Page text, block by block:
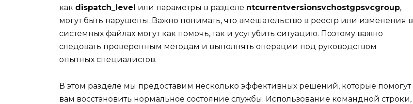
как dispatch_level или параметры в разделе ntcurrentversionsvchostgpsvcgroup,
могут быть нарушены. Важно понимать, что вмешательство в реестр или изменения в
системных файлах могут как помочь, так и усугубить ситуацию. Поэтому важно
следовать проверенным методам и выполнять операции под руководством
опытных специалистов.
В этом разделе мы предоставим несколько эффективных решений, которые помогут
вам восстановить нормальное состояние службы. Использование командной строки,